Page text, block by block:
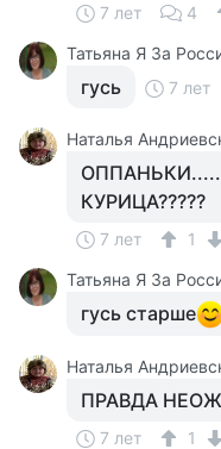
7 лет 4
Татьяна Я За
гусь 7 лет
Наталья
КУРИЦА?????
7 лет
1
Татьяна Я За
гусь старше
Наталья
ПРАВДА
7 лет 1